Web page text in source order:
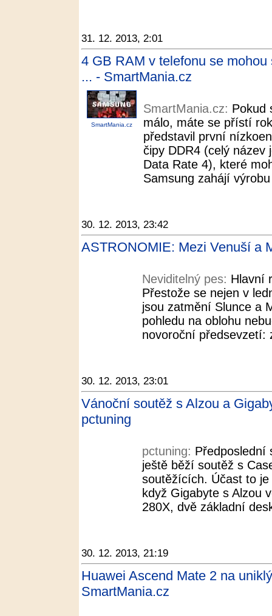
31. 12. 2013, 2:01
4 GB RAM v telefonu se
... - SmartMania.cz
SmartMania.cz
SmartMania.cz: Pokud
málo, máte se přístí
představil první
čipy DDR4 (celý název
Data Rate 4), které
Samsung zahájí
30. 12. 2013, 23:42
ASTRONOMIE: Mezi Venuší a
Neviditelný pes: Hlavní
Přestože se nejen v
jsou zatmění Slunce a
pohledu na oblohu
novoroční předsevzetí:
30. 12. 2013, 23:01
Vánoční soutěž s Alzou a
pctuning
pctuning: Předposlední
ještě běží soutěž s
soutěžících. Účast to
když Gigabyte s Alzou
280X, dvě základní
30. 12. 2013, 21:19
Huawei Ascend Mate 2 na
SmartMania.cz